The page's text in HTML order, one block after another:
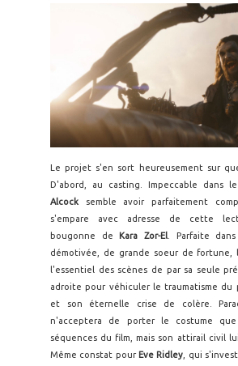
Le projet s'en sort heureusement sur
D'abord, au casting. Impeccable dans
Alcock semble avoir parfaitement
s'empare avec adresse de cette
bougonne de
Kara Zor-El. Parfaite
démotivée, de grande soeur de fortune,
l'essentiel des scènes de par sa seule
adroite pour véhiculer le traumatisme du
et son éternelle crise de colère.
n'acceptera de porter le costume
séquences du film, mais son attirail civil
Même constat pour Eve Ridley, qui